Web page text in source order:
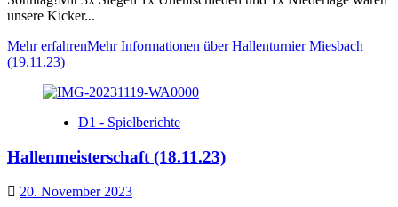
unsere Kicker...
Mehr erfahrenMehr Informationen über Hallenturnier Miesbach
(19.11.23)
D1 - Spielberichte
Hallenmeisterschaft (18.11.23)
20. November 2023